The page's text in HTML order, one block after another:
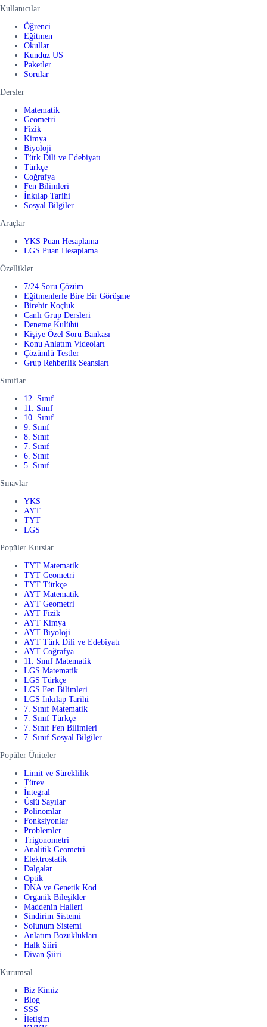
Kullanıcılar
Öğrenci
Eğitmen
Okullar
Kunduz US
Paketler
Sorular
Dersler
Matematik
Geometri
Fizik
Kimya
Biyoloji
Türk Dili ve Edebiyatı
Türkçe
Coğrafya
Fen Bilimleri
İnkılap Tarihi
Sosyal Bilgiler
Araçlar
YKS Puan Hesaplama
LGS Puan Hesaplama
Özellikler
7/24 Soru Çözüm
Eğitmenlerle Bire Bir Görüşme
Birebir Koçluk
Canlı Grup Dersleri
Deneme Kulübü
Kişiye Özel Soru Bankası
Konu Anlatım Videoları
Çözümlü Testler
Grup Rehberlik Seansları
Sınıflar
12. Sınıf
11. Sınıf
10. Sınıf
9. Sınıf
8. Sınıf
7. Sınıf
6. Sınıf
5. Sınıf
Sınavlar
YKS
AYT
TYT
LGS
Popüler Kurslar
TYT Matematik
TYT Geometri
TYT Türkçe
AYT Matematik
AYT Geometri
AYT Fizik
AYT Kimya
AYT Biyoloji
AYT Türk Dili ve Edebiyatı
AYT Coğrafya
11. Sınıf Matematik
LGS Matematik
LGS Türkçe
LGS Fen Bilimleri
LGS İnkılap Tarihi
7. Sınıf Matematik
7. Sınıf Türkçe
7. Sınıf Fen Bilimleri
7. Sınıf Sosyal Bilgiler
Popüler Üniteler
Limit ve Süreklilik
Türev
İntegral
Üslü Sayılar
Polinomlar
Fonksiyonlar
Problemler
Trigonometri
Analitik Geometri
Elektrostatik
Dalgalar
Optik
DNA ve Genetik Kod
Organik Bileşikler
Maddenin Halleri
Sindirim Sistemi
Solunum Sistemi
Anlatım Bozuklukları
Halk Şiiri
Divan Şiiri
Kurumsal
Biz Kimiz
Blog
SSS
İletişim